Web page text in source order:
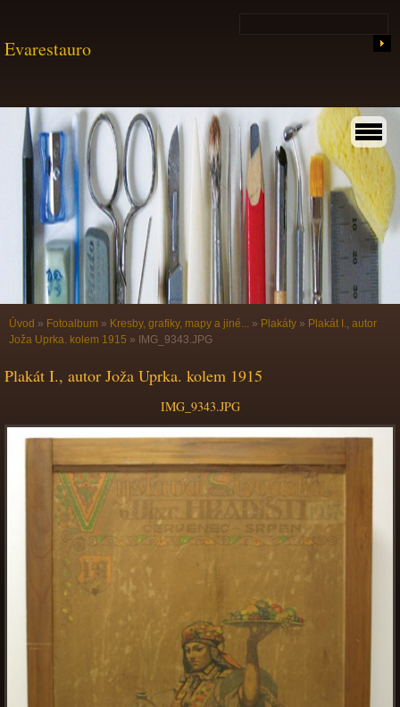
Evarestauro
Úvod » Fotoalbum » Kresby, grafiky, mapy a jiné... » Plakáty » Plakát I., autor
Joža Uprka. kolem 1915 » IMG_9343.JPG
Plakát I., autor Joža Uprka. kolem 1915
IMG_9343.JPG